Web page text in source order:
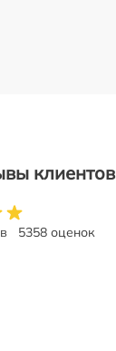
клиентов
5358 оценок